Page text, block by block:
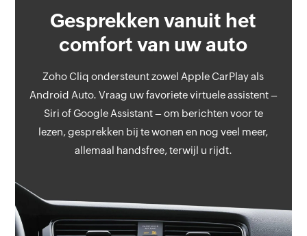
Gesprekkenvanuit het
comfort van uw auto
Zoho Cliq ondersteunt zowel Apple CarPlay als
Android Auto. Vraag uw favoriete virtuele assistent –
Siri of Google Assistant – om berichten voor te
lezen, gesprekken bij te wonen en nog veel meer,
allemaal handsfree, terwijl u rijdt.